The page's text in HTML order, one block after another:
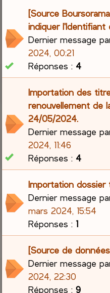
[Source
indiquer
Dernier message
2024, 00:21
Réponses : 4
Importation des
renouvellement de
24/05/2024.
Dernier message
2024, 11:46
Réponses : 4
Importation dossier
Dernier message
mars 2024, 15:54
Réponses :1
[Source de
Dernier message
2024, 22:30
Réponses :9